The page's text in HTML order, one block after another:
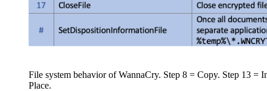
File system behavior of WannaCry. Step 8 = Copy. Step 13 =
Place.